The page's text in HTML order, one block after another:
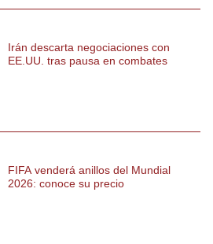
Irán descarta negociaciones con
EE.UU. tras pausa en combates
FIFA venderá anillos del Mundial
2026: conoce su precio